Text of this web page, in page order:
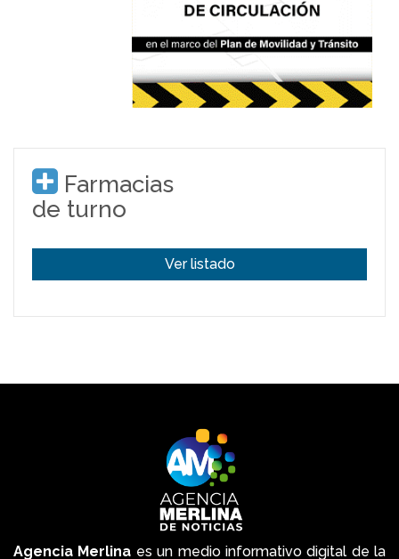
Farmacias
de turno
Ver listado
Agencia Merlina es un medio informativo digital de la